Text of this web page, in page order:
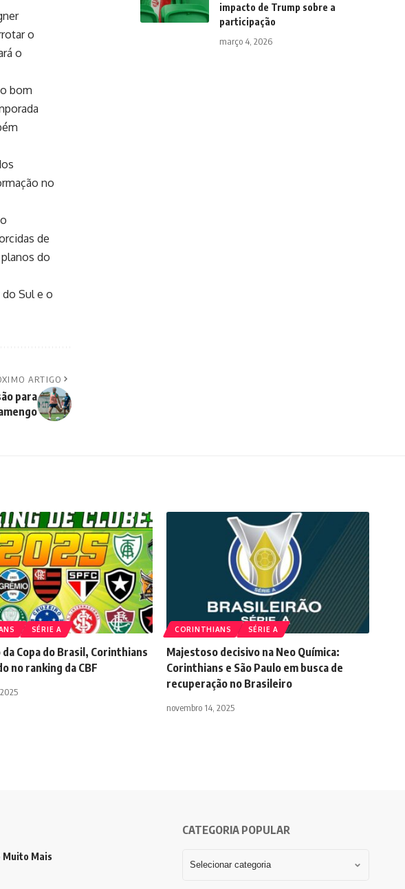
o
o
bom
no
de
do
Sul e o
ARTIGO
para
impacto de Trump sobre a
participação
março 4, 2026
SÉRIE A
Copa do Brasil, Corinthians
no ranking da CBF
CORINTHIANS SÉRIE A
Majestoso decisivo na Neo Química:
Corinthians e São Paulo em busca de
recuperação no Brasileiro
novembro 14, 2025
Muito Mais
CATEGORIA POPULAR